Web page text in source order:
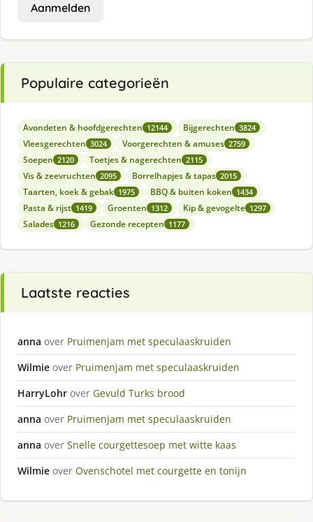
Aanmelden
Populaire categorieën
Avondeten & hoofdgerechten 12144 Bijgerechten 3824
Vleesgerechten 3024 Voorgerechten & amuses 2759
Soepen 2120 Toetjes & nagerechten 2115
Vis & zeevruchten 2095 Borrelhapjes & tapas 2015
Taarten, koek & gebak 1975 BBQ & buiten koken 1434
Pasta & rijst 1419 Groenten 1312 Kip & gevogelte 1297
Salades 1216 Gezonde recepten 1177
Laatste reacties
anna over Pruimenjam met speculaaskruiden
Wilmie over Pruimenjam met speculaaskruiden
HarryLohr over Gevuld Turks brood
anna over Pruimenjam met speculaaskruiden
anna over Snelle courgettesoep met witte kaas
Wilmie over Ovenschotel met courgette en tonijn